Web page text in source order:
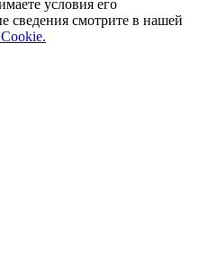
условия его
сведения смотрите в нашей